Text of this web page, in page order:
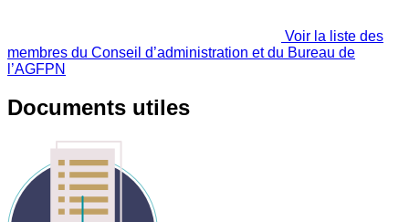
Voir la liste des
membres du Conseil d’administration et du Bureau de
l’AGFPN
Documents utiles